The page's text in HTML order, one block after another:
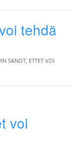
tehdä
SANOT, ETTET VOI
voi